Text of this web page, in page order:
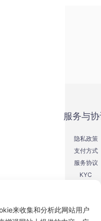
服务与
隐私政策
支付方式
服务协议
KYC
来收集和分析此网站用户